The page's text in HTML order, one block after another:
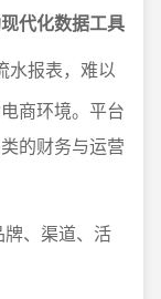
代化数据工具
水报表，难以
商环境。平台
的财务与运营
牌、渠道、活